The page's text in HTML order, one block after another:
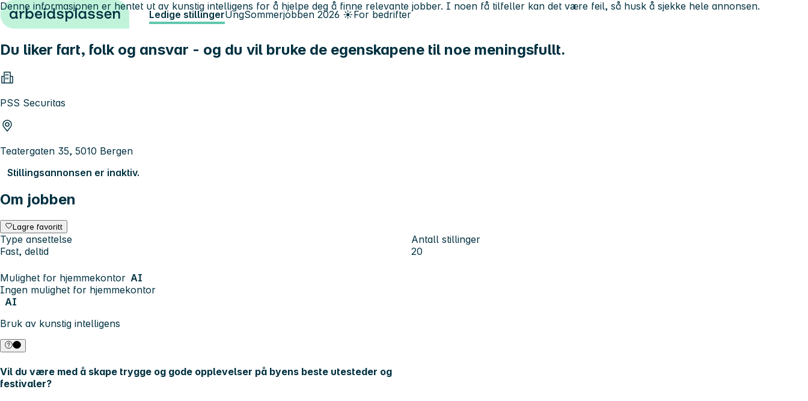
Hopp til innhold Ledige stillingerUngSommerjobben 2026 ☀️For bedrifter
Du liker fart, folk og ansvar - og du vil bruke de egenskapene til noe meningsfullt.
PSS Securitas
Teatergaten 35, 5010 Bergen
Stillingsannonsen er inaktiv.
Om jobben
Lagre favoritt
Type ansettelse
Fast, deltid
Antall stillinger
20
Mulighet for hjemmekontor AI
Ingen mulighet for hjemmekontor
AI
Bruk av kunstig intelligens
Denne informasjonen er hentet ut av kunstig intelligens for å hjelpe deg å finne relevante jobber. I noen få tilfeller kan det være feil, så husk å sjekke hele annonsen.
Vil du være med å skape trygge og gode opplevelser på byens beste utesteder og
festivaler?